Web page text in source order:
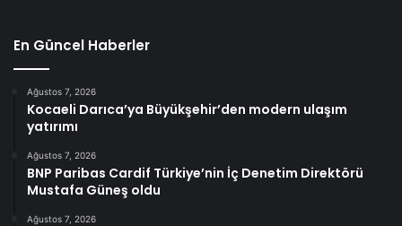
En Güncel Haberler
Ağustos 7, 2026
Kocaeli Darıca’ya Büyükşehir’den modern ulaşım
yatırımı
Ağustos 7, 2026
BNP Paribas Cardif Türkiye’nin İç Denetim Direktörü
Mustafa Güneş oldu
Ağustos 7, 2026